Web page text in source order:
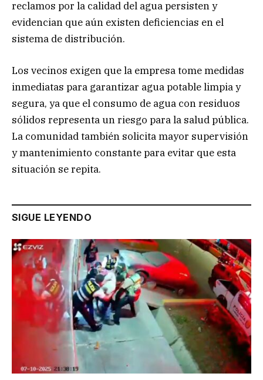
reclamos por la calidad del agua persisten y
evidencian que aún existen deficiencias en el
sistema de distribución.
Los vecinos exigen que la empresa tome medidas
inmediatas para garantizar agua potable limpia y
segura, ya que el consumo de agua con residuos
sólidos representa un riesgo para la salud pública.
La comunidad también solicita mayor supervisión
y mantenimiento constante para evitar que esta
situación se repita.
SIGUE LEYENDO